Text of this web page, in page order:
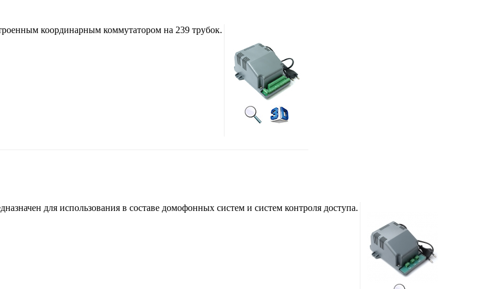
координарным коммутатором на 239 трубок.
для использования в составе домофонных систем и систем контроля доступа.